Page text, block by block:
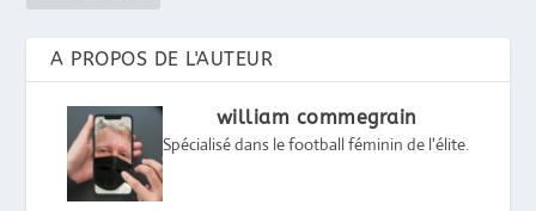
A PROPOS DE L'AUTEUR
william commegrain
Spécialisé dans le football féminin de l'élite.